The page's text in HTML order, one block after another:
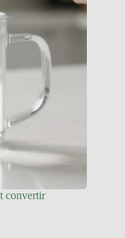
convertir